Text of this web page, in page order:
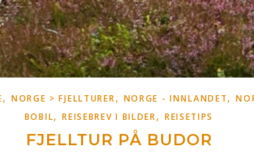
, NORGE > FJELLTURER, NORGE - INNLANDET,
BOBIL,REISEBREV I BILDER, REISETIPS
FJELLTUR PÅ BUDOR